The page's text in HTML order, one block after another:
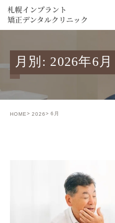
月別: 2026年6月
HOME 2026 6月